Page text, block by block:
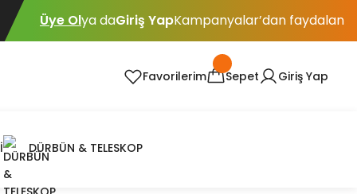
Üye Olya daGiriş YapKampanyalar’dan faydalan
Favorilerim Sepet Giriş Yap
DÜRBÜN & TELESKOP